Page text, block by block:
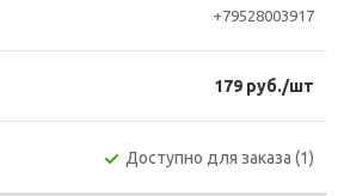
+79528003917
179 руб./шт
Доступно для заказа (1)